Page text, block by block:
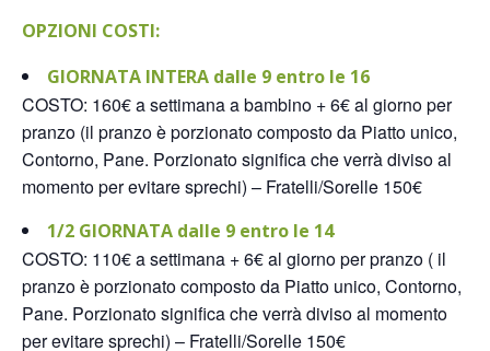
OPZIONI COSTI:
GIORNATA INTERA dalle 9 entro le 16
COSTO: 160€ a settimana a bambino + 6€ al giorno per
pranzo (il pranzo è porzionato composto da Piatto unico,
Contorno, Pane. Porzionato significa che verrà diviso al
momento per evitare sprechi) – Fratelli/Sorelle 150€
1/2 GIORNATA dalle 9 entro le 14
COSTO: 110€ a settimana + 6€ al giorno per pranzo ( il
pranzo è porzionato composto da Piatto unico, Contorno,
Pane. Porzionato significa che verrà diviso al momento
per evitare sprechi) – Fratelli/Sorelle 150€